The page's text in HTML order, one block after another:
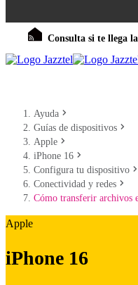
Consulta si te llega
Ayuda
Guías de dispositivos
Apple
iPhone 16
Configura tu dispositivo
Conectividad y redes
Cómo transferir archivos
Apple
iPhone 16